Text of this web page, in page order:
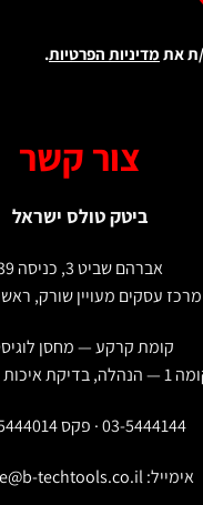
מדיניות הפרטיות.
צור קשר
ביטק טולס ישראל
אברהם שביט 3, כניסה 39
מעויין שורק, ראשון לציון
קומת קרקע — מחסן לוגיסטי
· פקס 03-5444014
office@b-techtools.co.il